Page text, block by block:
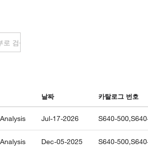
날짜 카탈로그 번호
Jul-17-2026 S640-500,
Dec-05-2025 S640-500,